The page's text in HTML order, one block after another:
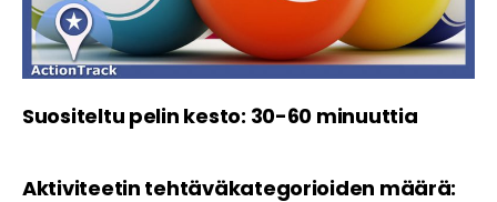
Suositeltu pelin kesto: 30-60 minuuttia
Aktiviteetin tehtäväkategorioiden määrä: